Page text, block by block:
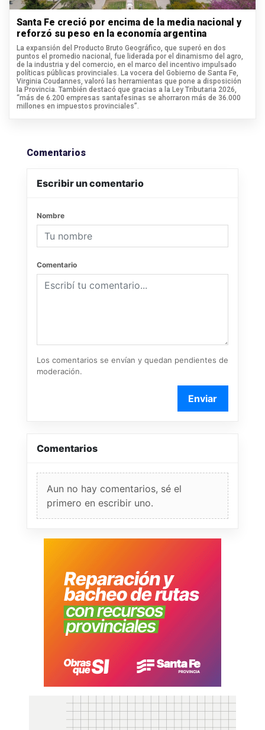
Santa Fe creció por encima de la media nacional y
reforzó su peso en la economía argentina
La expansión del Producto Bruto Geográfico, que superó en dos
puntos el promedio nacional, fue liderada por el dinamismo del agro,
de la industria y del comercio, en el marco del incentivo impulsado
políticas públicas provinciales. La vocera del Gobierno de Santa Fe,
Virginia Coudannes, valoró las herramientas que pone a disposición
la Provincia. También destacó que gracias a la Ley Tributaria 2026,
“más de 6.200 empresas santafesinas se ahorraron más de 36.000
millones en impuestos provinciales”.
Comentarios
Escribir un comentario
Nombre
Comentario
Los comentarios se envían y quedan pendientes de
moderación.
Enviar
Comentarios
Aun no hay comentarios, sé el
primero en escribir uno.